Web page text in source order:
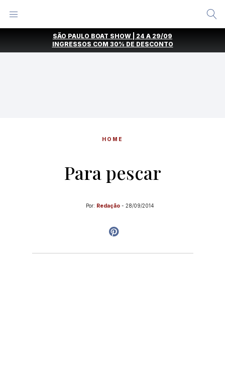
SÃO PAULO BOAT SHOW | 24 A 29/09
INGRESSOS COM 30% DE DESCONTO
HOME
Para pescar
Por: Redação - 28/09/2014